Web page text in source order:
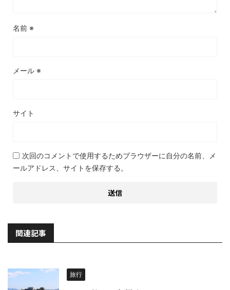
名前 ※
メール ※
サイト
次回のコメントで使用するためブラウザーに自分の名前、メ
ールアドレス、サイトを保存する。
関連記事
旅行